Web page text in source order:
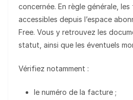
concernée. En règle générale,
accessibles depuis l’espace
Free. Vous y retrouvez les
statut, ainsi que les éventuels
Vérifiez notamment :
le numéro de la facture ;